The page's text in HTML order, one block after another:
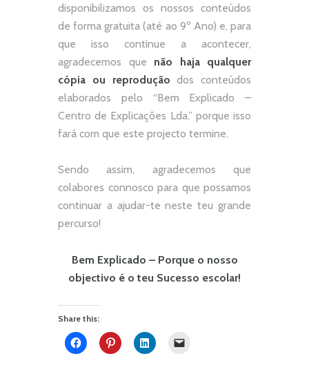
disponibilizamos os nossos conteúdos
de forma gratuita (até ao 9º Ano) e, para
que isso continue a acontecer,
agradecemos que não
haja qualquer
cópia ou reprodução dos conteúdos
elaborados pelo “Bem Explicado –
Centro de Explicações Lda.” porque isso
fará com que este projecto termine.
Sendo assim, agradecemos que
colabores connosco para que possamos
continuar a ajudar-te neste teu grande
percurso!
Bem Explicado – Porque o nosso
objectivo é o teu Sucesso escolar!
Share this: